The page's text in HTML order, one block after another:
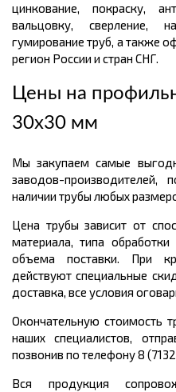
цинкование, покраску,
вальцовку, сверление,
гумирование труб, а также
регион России и стран СНГ.
Цены на
30х30 мм
Мы закупаем самые
заводов-
наличии трубы любых
Цена трубы зависит от
материала, типа
объема поставки. При
действуют специальные
доставка, все условия
Окончательную стоимость
наших специалистов,
позвонив по телефону 8
Вся продукция